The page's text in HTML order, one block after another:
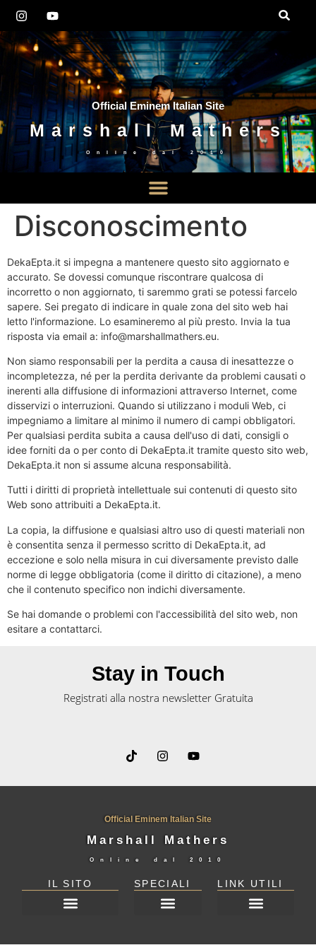
Official Eminem Italian Site
Marshall Mathers
Online dal 2010
Disconoscimento
DekaEpta.it si impegna a mantenere questo sito aggiornato e
accurato. Se dovessi comunque riscontrare qualcosa di
incorretto o non aggiornato, ti saremmo grati se potessi farcelo
sapere. Sei pregato di indicare in quale zona del sito web hai
letto l'informazione. Lo esamineremo al più presto. Invia la tua
risposta via email a: info@marshallmathers.eu.
Non siamo responsabili per la perdita a causa di inesattezze o
incompletezza, né per la perdita derivante da problemi causati o
inerenti alla diffusione di informazioni attraverso Internet, come
disservizi o interruzioni. Quando si utilizzano i moduli Web, ci
impegniamo a limitare al minimo il numero di campi obbligatori.
Per qualsiasi perdita subita a causa dell'uso di dati, consigli o
idee forniti da o per conto di DekaEpta.it tramite questo sito web,
DekaEpta.it non si assume alcuna responsabilità.
Tutti i diritti di proprietà intellettuale sui contenuti di questo sito
Web sono attribuiti a DekaEpta.it.
La copia, la diffusione e qualsiasi altro uso di questi materiali non
è consentita senza il permesso scritto di DekaEpta.it, ad
eccezione e solo nella misura in cui diversamente previsto dalle
norme di legge obbligatoria (come il diritto di citazione), a meno
che il contenuto specifico non indichi diversamente.
Se hai domande o problemi con l'accessibilità del sito web, non
esitare a contattarci.
Stay in Touch
Registrati alla nostra newsletter Gratuita
Official Eminem Italian Site
Marshall Mathers
Online dal 2010
IL SITO SPECIALI LINK UTILI